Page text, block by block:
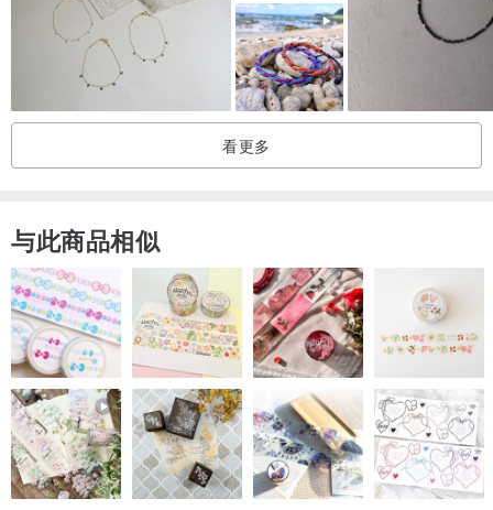
看更多
与此商品相似